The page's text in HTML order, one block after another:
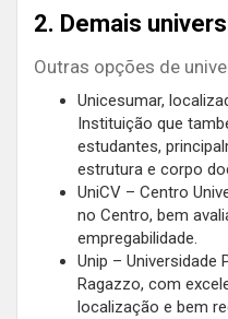
2. Demais
Outras opções de
Unicesumar,
Instituição que
estudantes,
estrutura e corpo
UniCV – Centro
no Centro, bem
empregabilidade.
Unip – Universidade
Ragazzo, com
localização e bem